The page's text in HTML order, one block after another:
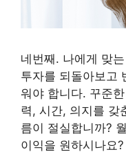
네번째. 나에게 맞
투자를 되돌아보고
워야 합니다. 꾸준
력, 시간, 의지를 갖
름이 절실합니까?
이익을 원하시나요